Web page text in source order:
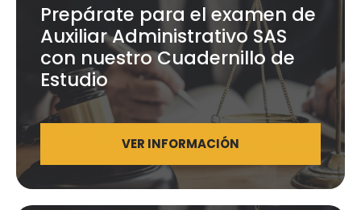
Prepárate para el examen de
Auxiliar Administrativo SAS
con nuestro Cuadernillo de
Estudio
VER INFORMACIÓN